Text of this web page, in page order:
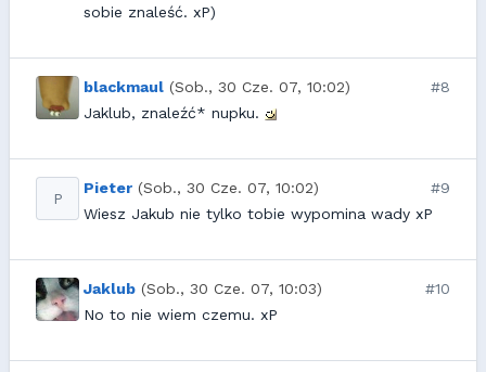
sobie znaleść. xP)
blackmaul (Sob., 30 Cze. 07, 10:02)
#8
Jaklub, znaleźć* nupku.
P
Pieter (Sob., 30 Cze. 07, 10:02)
#9
Wiesz Jakub nie tylko tobie wypomina wady xP
Jaklub (Sob., 30 Cze. 07, 10:03)
#10
No to nie wiem czemu. xP